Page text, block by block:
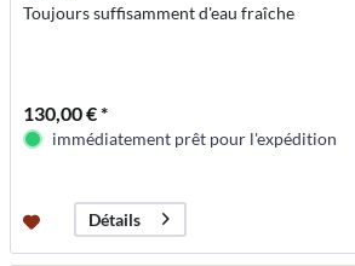
Toujours suffisamment d'eau fraîche
130,00 € *
immédiatement prêt pour l'expédition
Détails